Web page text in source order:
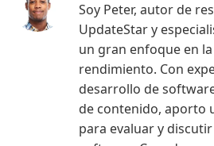
Soy Peter, autor de
UpdateStar y
un gran enfoque en
rendimiento. Con
desarrollo de
de contenido, aporto
para evaluar y